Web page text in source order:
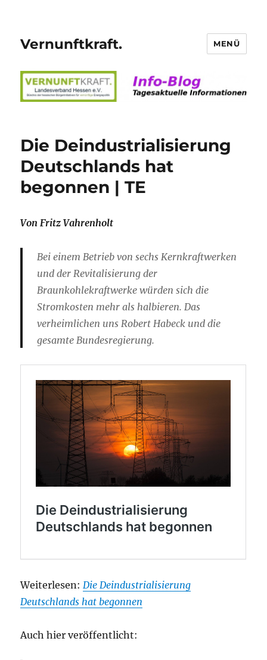
Vernunftkraft. MENÜ
Die Deindustrialisierung
Deutschlands hat
begonnen | TE
Von Fritz Vahrenholt
Bei einem Betrieb von sechs Kernkraftwerken
und der Revitalisierung der
Braunkohlekraftwerke würden sich die
Stromkosten mehr als halbieren. Das
verheimlichen uns Robert Habeck und die
gesamte Bundesregierung.
Weiterlesen: Die Deindustrialisierung
Deutschlands hat begonnen
Auch hier veröffentlicht: